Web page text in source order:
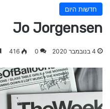
חדשות היום
Jo Jorgensen
4 בנובמבר 2020 0
416